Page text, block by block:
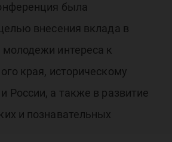
была
внесения вклада в
интереса к
края, историческому
России, а также в развитие
и познавательных